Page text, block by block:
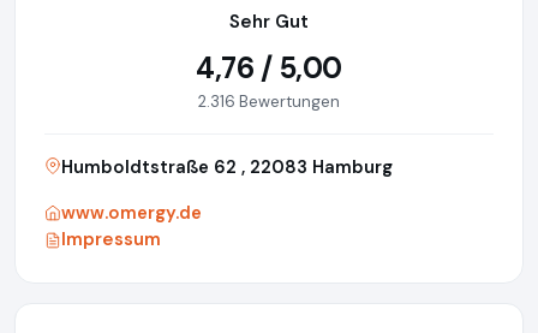
Sehr Gut
4,76 / 5,00
2.316 Bewertungen
Humboldtstraße 62 , 22083 Hamburg
www.omergy.de
Impressum